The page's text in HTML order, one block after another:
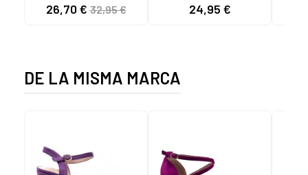
DOYA CHAMPAN
26,70 €32,95 € 24,95 €
DE LA MISMA MARCA